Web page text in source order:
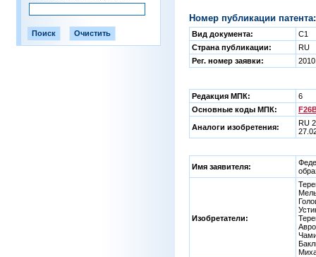
Номер публикации
Вид документа:
C1
Страна публикации:
RU
Рег. номер заявки:
Редакция МПК:
6
Основные коды МПК:
Аналоги изобретения:
RU
Имя заявителя:
Изобретатели: